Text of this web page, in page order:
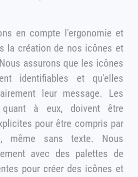
et
la création de nos icônes et
assurons que les icônes
leur message. Les
quant à eux, doivent être
compris par
même sans texte. Nous
avec des palettes de
des icônes et